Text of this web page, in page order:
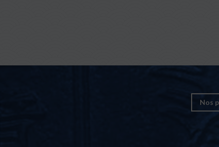
Nos